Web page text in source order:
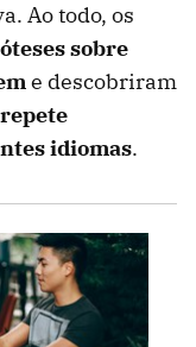
Ao todo, os
sobre
e descobriram
idiomas.